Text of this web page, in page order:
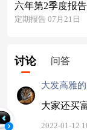
六年第2季度报告
定期报告 07月21日
讨论 问答
大发高雅
大家还买
2022-01-12